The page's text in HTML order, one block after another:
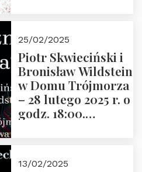
2025 r. godz. 17:30,
DAW ul. Miodowa
17/19
25/02/2025
Piotr Skwieciński i
Bronisław Wildstein
w Domu Trójmorza
– 28 lutego 2025 r. o
godz. 18:00.
13/02/2025